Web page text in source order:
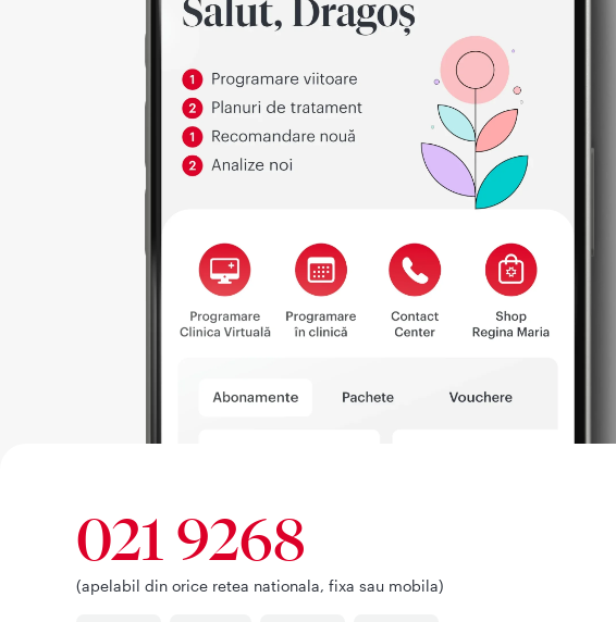
021 9268
(apelabil din orice retea nationala, fixa sau mobila)